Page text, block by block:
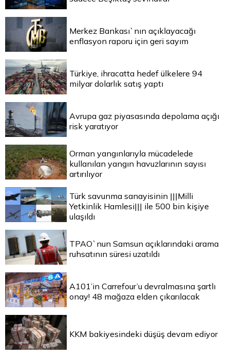
Merkez Bankası`nın açıklayacağı
enflasyon raporu için geri sayım
Türkiye, ihracatta hedef ülkelere 94
milyar dolarlık satış yaptı
Avrupa gaz piyasasında depolama açığı
risk yaratıyor
Orman yangınlarıyla mücadelede
kullanılan yangın havuzlarının sayısı
artırılıyor
Türk savunma sanayisinin |||Milli
Yetkinlik Hamlesi||| ile 500 bin kişiye
ulaşıldı
TPAO`nun Samsun açıklarındaki arama
ruhsatının süresi uzatıldı
A101’in Carrefour’u devralmasına şartlı
onay! 48 mağaza elden çıkarılacak
KKM bakiyesindeki düşüş devam ediyor